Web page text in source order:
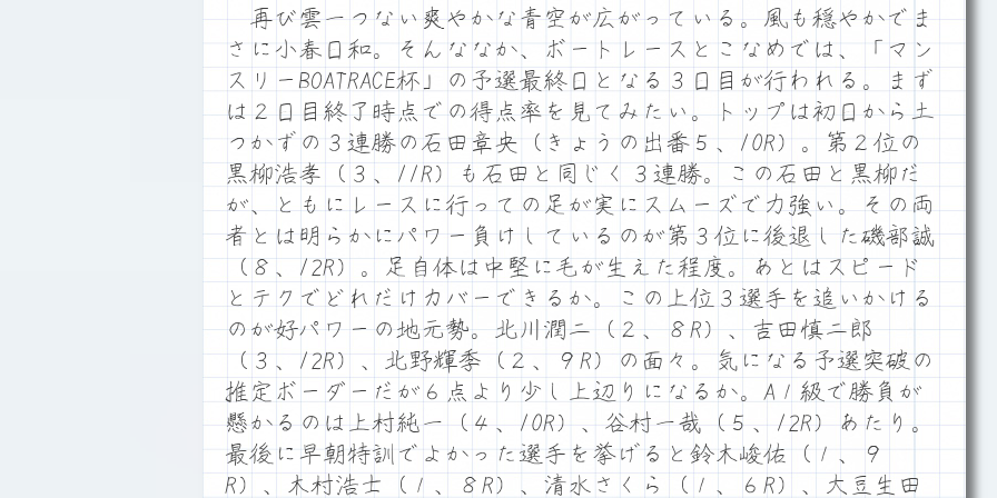
再び雲一つない爽やかな青空が広がっている。風も穏やかでま
さに小春日和。そんななか、ボートレースとこなめでは、「マン
スリーBOATRACE杯」の予選最終日となる３日目が行われる。まず
は２日目終了時点での得点率を見てみたい。トップは初日から土
つかずの３連勝の石田章央（きょうの出番５、10R）。第２位の
黒柳浩孝（３、11R）も石田と同じく３連勝。この石田と黒柳だ
が、ともにレースに行っての足が実にスムーズで力強い。その両
者とは明らかにパワー負けしているのが第３位に後退した磯部誠
（８、12R）。足自体は中堅に毛が生えた程度。あとはスピード
とテクでどれだけカバーできるか。この上位３選手を追いかける
のが好パワーの地元勢。北川潤二（２、８R）、吉田慎二郎
（３、12R）、北野輝季（２、９R）の面々。気になる予選突破の
推定ボーダーだが６点より少し上辺りになるか。A１級で勝負が
懸かるのは上村純一（４、10R）、谷村一哉（５、12R）あたり。
最後に早朝特訓でよかった選手を挙げると鈴木峻佑（１、９
R）、木村浩士（１、８R）、清水さくら（１、６R）、大豆生田